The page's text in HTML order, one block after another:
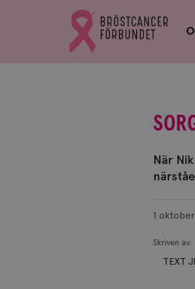
Gå
till
Bröstcancerförbundets
startsida
startsida
När
1
Skriven av:
TEXT